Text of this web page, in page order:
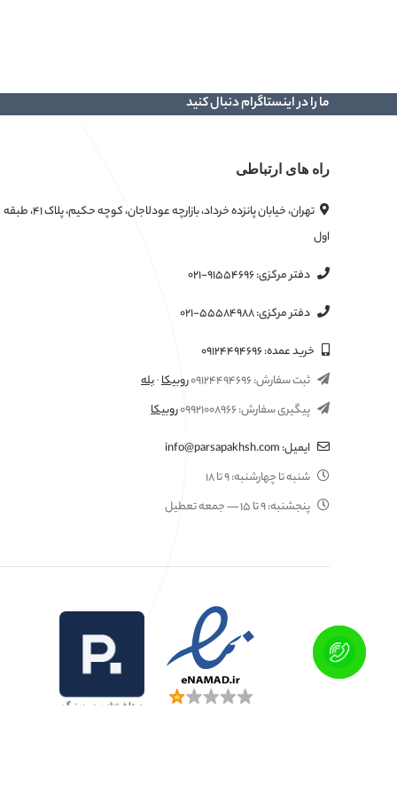
ما را در اینستاگرام دنبال کنید
راه های ارتباطی
تهران، خیابان پانزده خرداد، بازارچه عودلاجان، کوچه حکیم، پلاک ۴۱، طبقه
اول
دفتر مرکزی:۰۲۱-۹۱۵۵۴۶۹۶
دفتر مرکزی:۰۲۱-۵۵۵۸۴۹۸۸
خرید عمده:۰۹۱۲۴۴۹۴۶۹۶
ثبت سفارش:۰۹۱۲۴۴۹۴۶۹۶روبیکا·بله
پیگیری سفارش:۰۹۹۲۱۰۰۸۹۶۶روبیکا
ایمیل:info@parsapakhsh.com
شنبه تا چهارشنبه:۹ تا ۱۸
پنجشنبه:۹ تا ۱۵ — جمعه تعطیل